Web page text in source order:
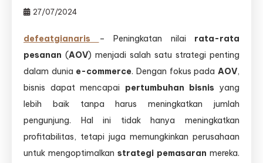
27/07/2024
defeatgianaris – Peningkatan nilai rata-rata
pesanan (AOV) menjadi salah satu strategi penting
dalam dunia e-commerce. Dengan fokus padaAOV,
bisnis dapat mencapai pertumbuhan bisnis yang
lebih baik tanpa harus meningkatkan jumlah
pengunjung. Hal ini tidak hanya meningkatkan
profitabilitas, tetapi juga memungkinkan perusahaan
untuk mengoptimalkan strategi pemasaran mereka.